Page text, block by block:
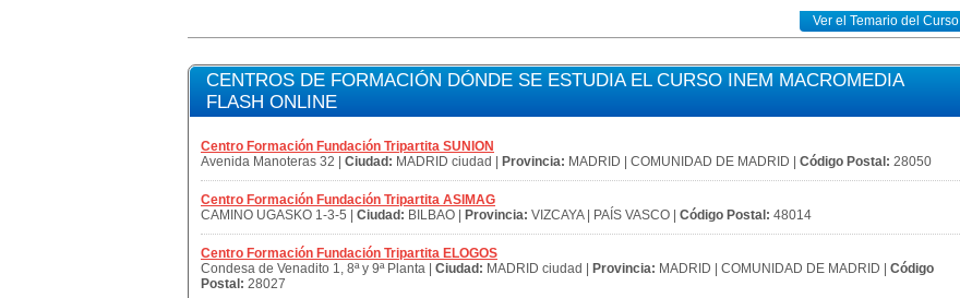
Ver el Temario del Curso
CENTROS DE FORMACIÓN DÓNDE SE ESTUDIA EL CURSO INEM MACROMEDIA
FLASH ONLINE
Centro Formación Fundación Tripartita SUNION
Avenida Manoteras 32 | Ciudad: MADRID ciudad | Provincia: MADRID | COMUNIDAD DE MADRID | Código Postal: 28050
Centro Formación Fundación Tripartita ASIMAG
CAMINO UGASKO 1-3-5 | Ciudad: BILBAO | Provincia: VIZCAYA | PAÍS VASCO | Código Postal: 48014
Centro Formación Fundación Tripartita ELOGOS
Condesa de Venadito 1, 8ª y 9ª Planta | Ciudad: MADRID ciudad | Provincia: MADRID | COMUNIDAD DE MADRID | Código
Postal: 28027